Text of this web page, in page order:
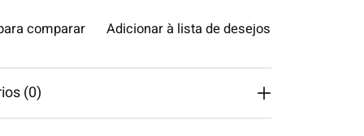
comparar Adicionar à lista de desejos
(0)